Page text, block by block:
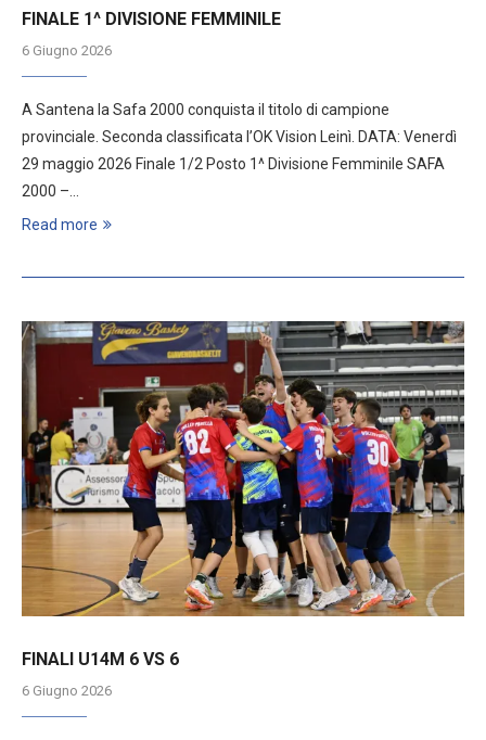
FINALE 1^ DIVISIONE FEMMINILE
6 Giugno 2026
A Santena la Safa 2000 conquista il titolo di campione
provinciale. Seconda classificata l’OK Vision Leinì. DATA: Venerdì
29 maggio 2026 Finale 1/2 Posto 1^ Divisione Femminile SAFA
2000 –…
Read more
FINALI U14M 6 VS 6
6 Giugno 2026